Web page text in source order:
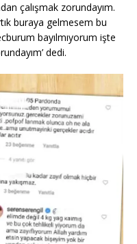
çalışmak zorundayım.
buraya gelmesem bu
bayılmıyorum işte
dedi.